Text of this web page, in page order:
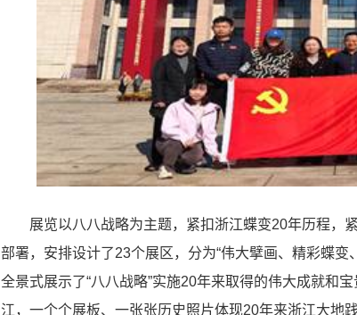
展览以八八战略为主题，紧扣浙江蝶变20年历程，
部署，安排设计了23个展区，分为“伟大擘画、精彩蝶变
全景式展示了“八八战略”实施20年来取得的伟大成就和
江，一个个展板、一张张历史照片体现20年来浙江大地